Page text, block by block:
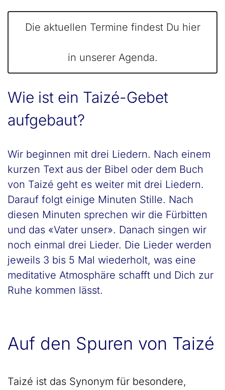
Die aktuellen Termine findest Du hier
in unserer Agenda.
Wie ist ein Taizé-Gebet
aufgebaut?
Wir beginnen mit drei Liedern. Nach einem
kurzen Text aus der Bibel oder dem Buch
von Taizé geht es weiter mit drei Liedern.
Darauf folgt einige Minuten Stille. Nach
diesen Minuten sprechen wir die Fürbitten
und das «Vater unser». Danach singen wir
noch einmal drei Lieder. Die Lieder werden
jeweils 3 bis 5 Mal wiederholt, was eine
meditative Atmosphäre schafft und Dich zur
Ruhe kommen lässt.
Auf den Spuren von Taizé
Taizé ist das Synonym für besondere,